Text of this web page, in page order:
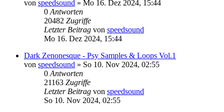
von speedsound » Mo 16. Dez 2024, 15:44
0 Antworten
20482 Zugriffe
Letzter Beitrag von speedsound
Mo 16. Dez 2024, 15:44
Dark Zenonesque - Psy Samples & Loops Vol.1
von speedsound » So 10. Nov 2024, 02:55
0 Antworten
21163 Zugriffe
Letzter Beitrag von speedsound
So 10. Nov 2024, 02:55